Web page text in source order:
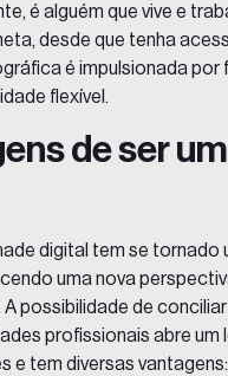
é alguém que vive e
desde que tenha
é impulsionada
flexível.
de ser
digital tem se tornado
uma nova
A possibilidade de
profissionais abre um
e tem diversas vantagens: